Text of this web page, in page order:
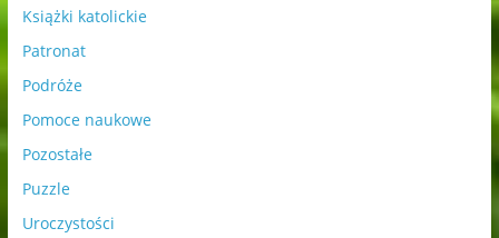
Książki katolickie
Patronat
Podróże
Pomoce naukowe
Pozostałe
Puzzle
Uroczystości